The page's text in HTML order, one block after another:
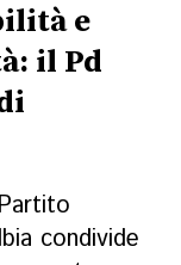
e
il Pd
condivide